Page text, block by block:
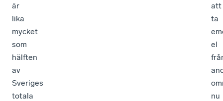
är
lika
mycket
som
hälften
av
Sveriges
totala
att
ta
el
nu